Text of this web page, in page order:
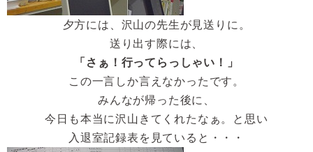
夕方には、沢山の先生が見送りに。
送り出す際には、
「さぁ！行ってらっしゃい！」
この一言しか言えなかったです。
みんなが帰った後に、
今日も本当に沢山きてくれたなぁ。と思い
入退室記録表を見ていると・・・